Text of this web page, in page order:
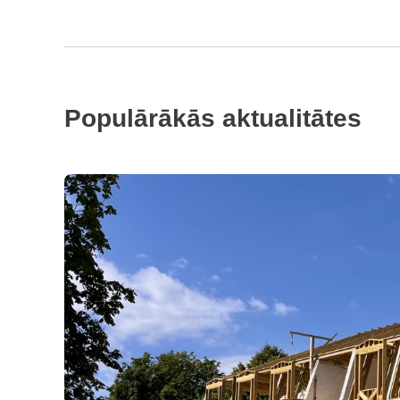
Populārākās aktualitātes